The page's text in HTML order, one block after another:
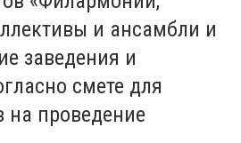
и ансамбли и
заведения и
смете для
на проведение